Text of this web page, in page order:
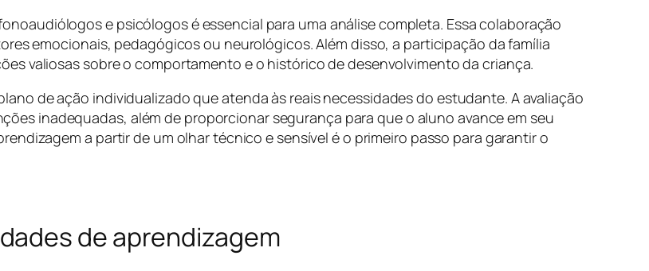
e psicólogos é essencial para uma análise completa. Essa colaboração
emocionais, pedagógicos ou neurológicos. Além disso, a participação da família
valiosas sobre o comportamento e o histórico de desenvolvimento da criança.
de ação individualizado que atenda às reais necessidades do estudante. A avaliação
inadequadas, além de proporcionar segurança para que o aluno avance em seu
a partir de um olhar técnico e sensível é o primeiro passo para garantir o
de aprendizagem